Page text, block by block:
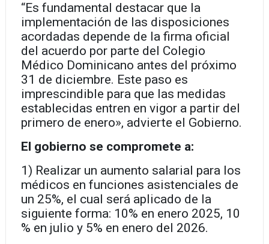
“Es fundamental destacar que la
implementación de las disposiciones
acordadas depende de la firma oficial
del acuerdo por parte del Colegio
Médico Dominicano antes del próximo
31 de diciembre. Este paso es
imprescindible para que las medidas
establecidas entren en vigor a partir del
primero de enero», advierte el Gobierno.
El gobierno se compromete a:
1) Realizar un aumento salarial para los
médicos en funciones asistenciales de
un 25%, el cual será aplicado de la
siguiente forma: 10% en enero 2025, 10
% en julio y 5% en enero del 2026.